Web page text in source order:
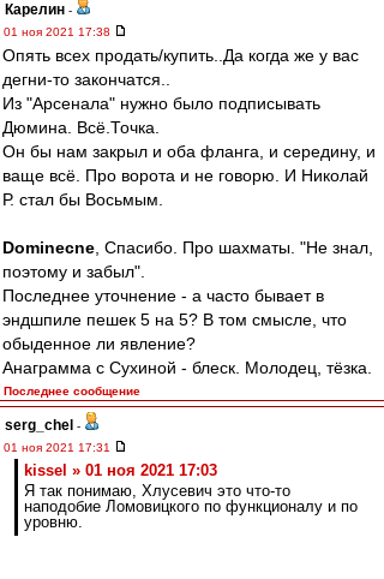
Карелин -
01 ноя 2021 17:38
Опять всех продать/купить..Да когда же у вас
дегни-то закончатся..
Из "Арсенала" нужно было подписывать
Дюмина. Всё.Точка.
Он бы нам закрыл и оба фланга, и середину, и
ваще всё. Про ворота и не говорю. И Николай
Р. стал бы Восьмым.
Dominecne , Спасибо. Про шахматы. "Не знал,
поэтому и забыл".
Последнее уточнение - а часто бывает в
эндшпиле пешек 5 на 5? В том смысле, что
обыденное ли явление?
Анаграмма с Сухиной - блеск. Молодец, тёзка.
Последнее сообщение
serg_chel -
01 ноя 2021 17:31
kissel » 01 ноя 2021 17:03
Я так понимаю, Хлусевич это что-то
наподобие Ломовицкого по функционалу и по
уровню.